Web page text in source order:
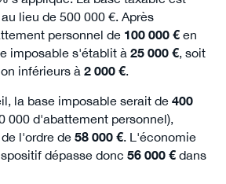
lieu de 500 000 €. Après
personnel de 100 000 €en
imposable s'établit à 25 000 €, soit
inférieurs à 2 000 €.
la base imposable serait de 400
000 d'abattement personnel),
l'ordre de 58 000 €. L'économie
dépasse donc 56 000 €dans